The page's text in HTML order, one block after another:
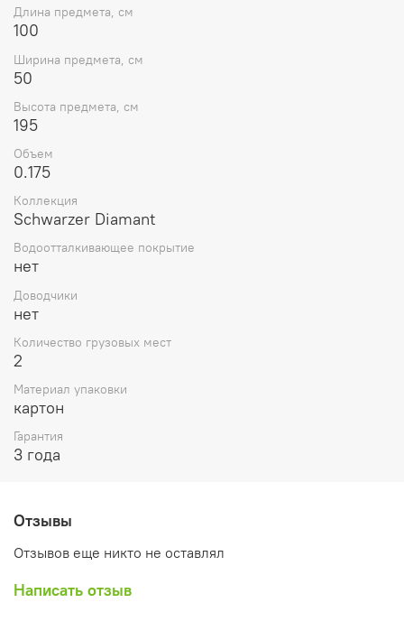
Длина предмета, см
100
Ширина предмета, см
50
Высота предмета, см
195
Объем
0.175
Коллекция
Schwarzer Diamant
Водоотталкивающее покрытие
нет
Доводчики
нет
Количество грузовых мест
2
Материал упаковки
картон
Гарантия
3 года
Отзывы
Отзывов еще никто не оставлял
Написать отзыв